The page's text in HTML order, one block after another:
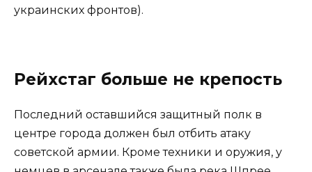
украинских фронтов).
Рейхстаг больше не крепость
Последний оставшийся защитный полк в
центре города должен был отбить атаку
советской армии. Кроме техники и оружия, у